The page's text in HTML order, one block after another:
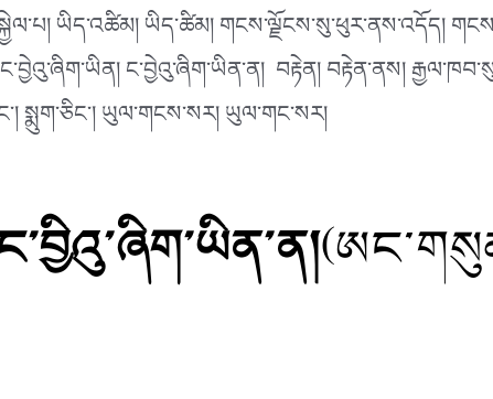
ཡིད་འཚིམ། ཡིད་ཚིམ། གངས་ལྗོངས་སུ་ཕུར་ནས་འདོད།
ང་བྱེའུ་ཞིག་ཡིན་ན། བརྟེན། བརྟེན་ནས།
སྨུག་ཅིང༌། ཡུལ་གངས་སར། ཡུལ་གང་སར།